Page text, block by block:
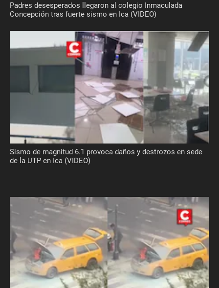
Padres desesperados llegaron al colegio Inmaculada
Concepción tras fuerte sismo en Ica (VIDEO)
Sismo de magnitud 6.1 provoca daños y destrozos en sede
de la UTP en Ica (VIDEO)